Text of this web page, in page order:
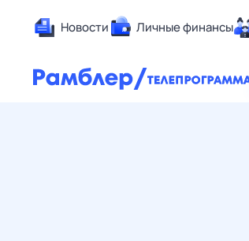
Новости Личные финансы